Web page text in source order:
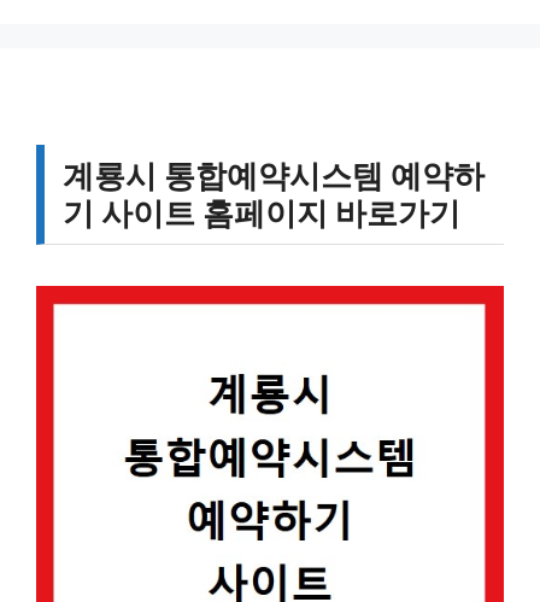
계룡시 통합예약시스템 예약하
기 사이트 홈페이지 바로가기